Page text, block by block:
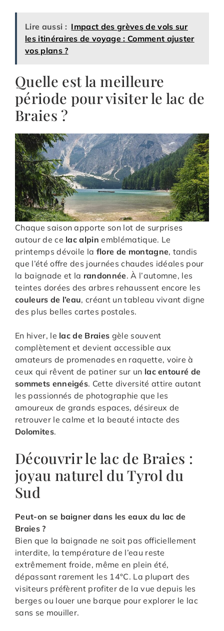
Lire aussi : Impact des grèves de vols sur
les itinéraires de voyage : Comment ajuster
vos plans ?
Quelle est la meilleure
période pour visiter le lac de
Braies ?
Chaque saison apporte son lot de surprises
autour de ce lac alpin emblématique. Le
printemps dévoile la flore de montagne, tandis
que l’été offre des journées chaudes idéales pour
la baignade et la randonnée. À l’automne, les
teintes dorées des arbres rehaussent encore les
couleurs de l’eau, créant un tableau vivant digne
des plus belles cartes postales.
En hiver, le lac de Braies gèle souvent
complètement et devient accessible aux
amateurs de promenades en raquette, voire à
ceux qui rêvent de patiner sur un lac entouré de
sommets enneigés. Cette diversité attire autant
les passionnés de photographie que les
amoureux de grands espaces, désireux de
retrouver le calme et la beauté intacte des
Dolomites.
Découvrir le lac de Braies :
joyau naturel du Tyrol du
Sud
Peut-on se baigner dans les eaux du lac de
Braies ?
Bien que la baignade ne soit pas officiellement
interdite, la température de l’eau reste
extrêmement froide, même en plein été,
dépassant rarement les 14°C. La plupart des
visiteurs préfèrent profiter de la vue depuis les
berges ou louer une barque pour explorer le lac
sans se mouiller.